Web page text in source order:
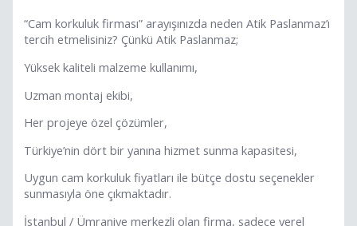
“Cam korkuluk firması” arayışınızda neden Atik Paslanmaz’ı
tercih etmelisiniz? Çünkü Atik Paslanmaz;
Yüksek kaliteli malzeme kullanımı,
Uzman montaj ekibi,
Her projeye özel çözümler,
Türkiye’nin dört bir yanına hizmet sunma kapasitesi,
Uygun cam korkuluk fiyatları ile bütçe dostu seçenekler
sunmasıyla öne çıkmaktadır.
İstanbul / Ümraniye merkezli olan firma, sadece yerel